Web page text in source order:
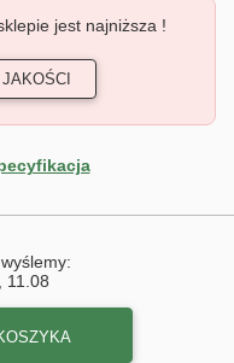
jest najniższa !
11.08